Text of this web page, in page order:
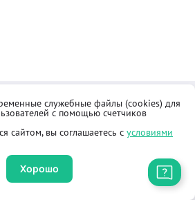
Общественная приёмная
Оферта
Правила продажи товаров
служебные файлы (cookies) для
с помощью счетчиков
сайтом, вы соглашаетесь с условиями
Хорошо